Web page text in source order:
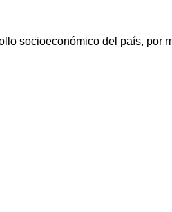
socioeconómico del país, por